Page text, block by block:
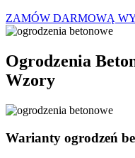
ZAMÓW DARMOWĄ
Ogrodzenia
Wzory
Warianty ogrodzeń